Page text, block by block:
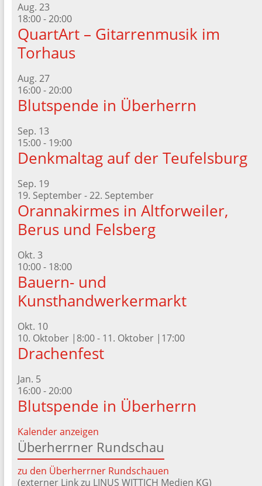
Aug. 23
18:00-20:00
QuartArt – Gitarrenmusik im
Torhaus
Aug. 27
16:00-20:00
Blutspende in Überherrn
Sep. 13
15:00- 19:00
Denkmaltag auf der Teufelsburg
Sep. 19
19. September-22. September
Orannakirmes in Altforweiler,
Berus und Felsberg
Okt. 3
10:00- 18:00
Bauern- und
Kunsthandwerkermarkt
Okt. 10
10. Oktober |8:00- 11. Oktober |17:00
Drachenfest
Jan. 5
16:00-20:00
Blutspende in Überherrn
Kalender anzeigen
Überherrner Rundschau
zu den Überherrner Rundschauen
(externer Link zu LINUS WITTICH Medien KG)